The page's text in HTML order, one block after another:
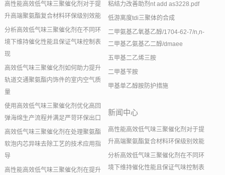
高性能高效低气味三聚催化剂对于提
升高端聚氨酯复合材料环保级别效能
分析高效低气味三聚催化剂在不同环
境下维持催化性能且保证气味控制表
现
高效低气味三聚催化剂如何助力提升
轨道交通聚氨酯内饰件的室内空气质
量
使用高效低气味三聚催化剂优化高回
弹海绵生产流程并满足严苛环保出口
高效低气味三聚催化剂在处理聚氨酯
软泡内芯异味去除工艺的技术应用指
导
高性能高效低气味三聚催化剂在提升
粘结力改善助剂nt add as3228.pdf
低游离度tdi三聚体的合成
二甲氨基乙氧基乙醇/1704-62-7/n,n-
二甲基乙氨基乙二醇/dmaee
五甲基二乙烯三胺
二甲基苄胺
甲基单乙醇胺防护措施
新闻中心
高性能高效低气味三聚催化剂对于提
升高端聚氨酯复合材料环保级别效能
分析高效低气味三聚催化剂在不同环
境下维持催化性能且保证气味控制表